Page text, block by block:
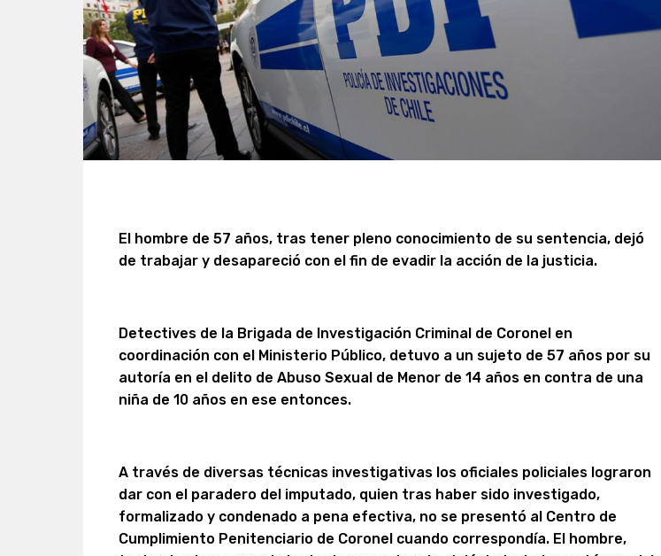
El hombre de 57 años, tras tener pleno conocimiento de su sentencia, dejó
de trabajar y desapareció con el fin de evadir la acción de la justicia.
Detectives de la Brigada de Investigación Criminal de Coronel en
coordinación con el Ministerio Público, detuvo a un sujeto de 57 años por su
autoría en el delito de Abuso Sexual de Menor de 14 años en contra de una
niña de 10 años en ese entonces.
A través de diversas técnicas investigativas los oficiales policiales lograron
dar con el paradero del imputado, quien tras haber sido investigado,
formalizado y condenado a pena efectiva, no se presentó al Centro de
Cumplimiento Penitenciario de Coronel cuando correspondía. El hombre,